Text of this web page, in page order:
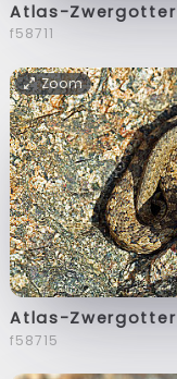
Atlas-Zwergotter
f58711
Zoom
Atlas-Zwergotter
f58715